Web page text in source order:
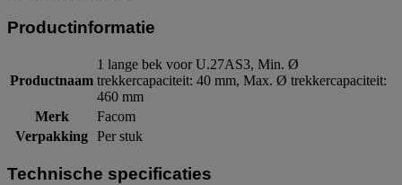
Productinformatie
Productnaam
1 lange bek voor U.27AS3, Min. Ø
trekkercapaciteit: 40 mm, Max. Ø trekkercapaciteit:
460 mm
Merk
Facom
Verpakking Per stuk
Technische specificaties